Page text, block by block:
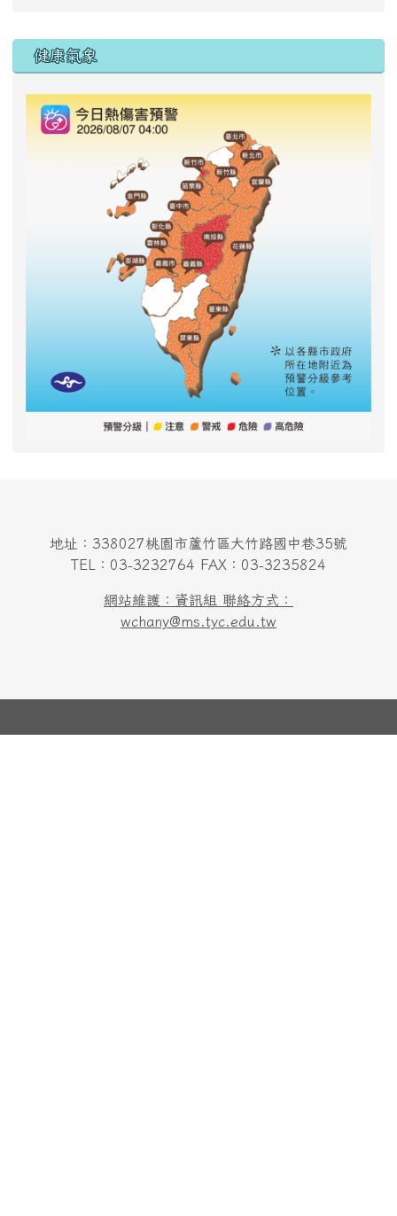
右邊區域內容
健康氣象
地址：338027桃園市蘆竹區大竹路國中巷35號
TEL：03-3232764 FAX：03-3235824
網站維護：資訊組 聯絡方式：
wchany@ms.tyc.edu.tw